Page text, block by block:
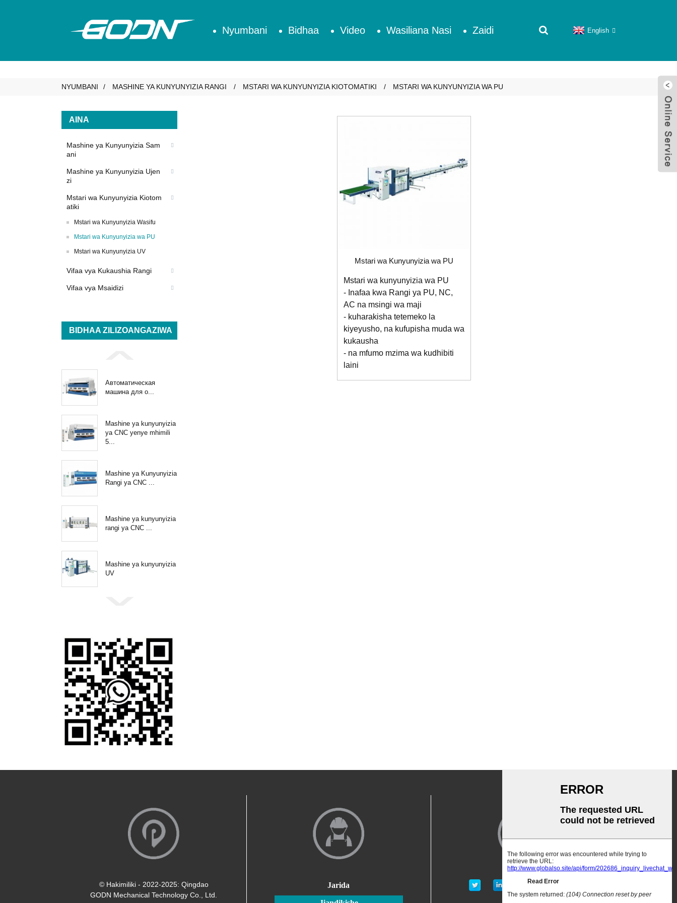
Nyumbani Bidhaa Video Wasiliana Nasi Zaidi English
NYUMBANI MASHINE YA KUNYUNYIZIA RANGI MSTARI WA KUNYUNYIZIA KIOTOMATIKI MSTARI WA KUNYUNYIZIA WA PU
AINA
Mashine ya Kunyunyizia Sam
ani
Mashine ya Kunyunyizia Ujen
zi
Mstari wa Kunyunyizia Kiotom
atiki
Mstari wa Kunyunyizia Wasifu
Mstari wa Kunyunyizia wa PU
Mstari wa Kunyunyizia UV
Vifaa vya Kukaushia Rangi
Vifaa vya Msaidizi
BIDHAA ZILIZOANGAZIWA
Автоматическая
машина для о...
Mashine ya kunyunyizia
ya CNC yenye mhimili
5...
Mashine ya Kunyunyizia
Rangi ya CNC ...
Mashine ya kunyunyizia
rangi ya CNC ...
Mashine ya kunyunyizia
UV
Mstari wa Kunyunyizia wa PU
Mstari wa kunyunyizia wa PU
- Inafaa kwa Rangi ya PU, NC,
AC na msingi wa maji
- kuharakisha tetemeko la
kiyeyusho, na kufupisha muda wa
kukausha
- na mfumo mzima wa kudhibiti
laini
© Hakimiliki - 2022-2025: Qingdao
GODN Mechanical Technology Co., Ltd.
Jarida